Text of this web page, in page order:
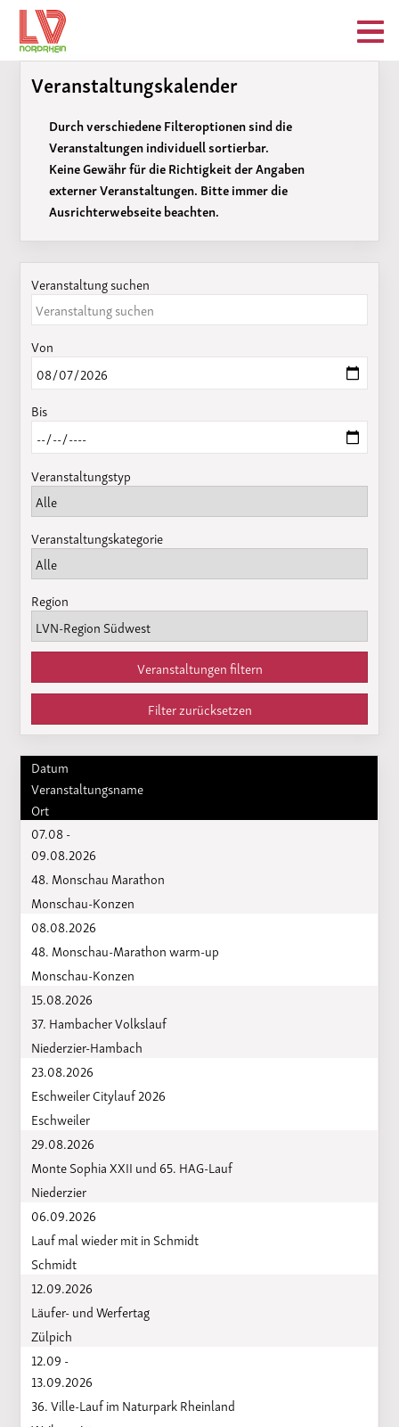
Veranstaltungskalender
Durch verschiedene Filteroptionen sind die
Veranstaltungen individuell sortierbar.
Keine Gewähr für die Richtigkeit der Angaben
externer Veranstaltungen. Bitte immer die
Ausrichterwebseite beachten.
Veranstaltung suchen
Von
Bis
Veranstaltungstyp
Veranstaltungskategorie
Region
Veranstaltungen filtern
Filter zurücksetzen
Datum
Veranstaltungsname
Ort
07.08 -
09.08.2026
48. Monschau Marathon
Monschau-Konzen
08.08.2026
48. Monschau-Marathon warm-up
Monschau-Konzen
15.08.2026
37. Hambacher Volkslauf
Niederzier-Hambach
23.08.2026
Eschweiler Citylauf 2026
Eschweiler
29.08.2026
Monte Sophia XXII und 65. HAG-Lauf
Niederzier
06.09.2026
Lauf mal wieder mit in Schmidt
Schmidt
12.09.2026
Läufer- und Werfertag
Zülpich
12.09 -
13.09.2026
36. Ville-Lauf im Naturpark Rheinland